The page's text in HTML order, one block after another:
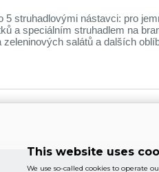
5 struhadlovými nástavci: pro
a speciálním struhadlem na
salátů a dalších
This website uses
We use so-called cookies to operate